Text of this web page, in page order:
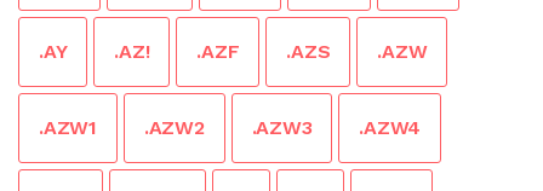
.AY .AZ! .AZF .AZS .AZW
.AZW1 .AZW2 .AZW3 .AZW4